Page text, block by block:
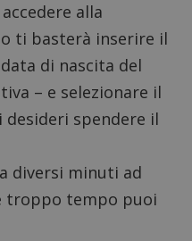
alla
ti basterà inserire il
di nascita del
– e selezionare il
spendere il
diversi minuti ad
troppo tempo puoi